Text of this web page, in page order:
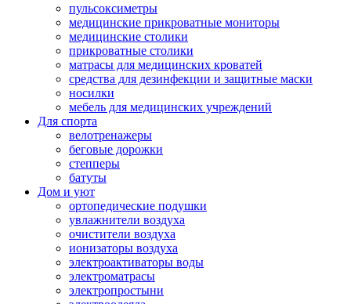
пульсоксиметры
медицинские прикроватные мониторы
медицинские столики
прикроватные столики
матрасы для медицинских кроватей
средства для дезинфекции и защитные маски
носилки
мебель для медицинских учреждений
Для спорта
велотренажеры
беговые дорожки
степперы
батуты
Дом и уют
ортопедические подушки
увлажнители воздуха
очистители воздуха
ионизаторы воздуха
электроактиваторы воды
электроматрасы
электропростыни